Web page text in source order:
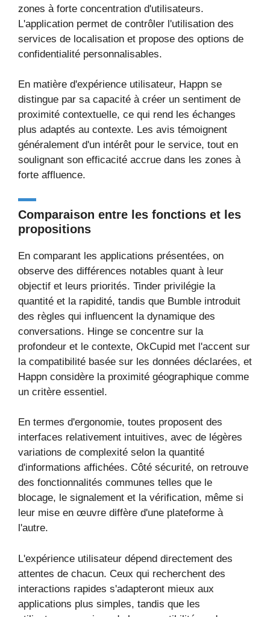
zones à forte concentration d'utilisateurs.
L'application permet de contrôler l'utilisation des
services de localisation et propose des options de
confidentialité personnalisables.
En matière d'expérience utilisateur, Happn se
distingue par sa capacité à créer un sentiment de
proximité contextuelle, ce qui rend les échanges
plus adaptés au contexte. Les avis témoignent
généralement d'un intérêt pour le service, tout en
soulignant son efficacité accrue dans les zones à
forte affluence.
Comparaison entre les fonctions et les
propositions
En comparant les applications présentées, on
observe des différences notables quant à leur
objectif et leurs priorités. Tinder privilégie la
quantité et la rapidité, tandis que Bumble introduit
des règles qui influencent la dynamique des
conversations. Hinge se concentre sur la
profondeur et le contexte, OkCupid met l'accent sur
la compatibilité basée sur les données déclarées, et
Happn considère la proximité géographique comme
un critère essentiel.
En termes d'ergonomie, toutes proposent des
interfaces relativement intuitives, avec de légères
variations de complexité selon la quantité
d'informations affichées. Côté sécurité, on retrouve
des fonctionnalités communes telles que le
blocage, le signalement et la vérification, même si
leur mise en œuvre diffère d'une plateforme à
l'autre.
L'expérience utilisateur dépend directement des
attentes de chacun. Ceux qui recherchent des
interactions rapides s'adapteront mieux aux
applications plus simples, tandis que les